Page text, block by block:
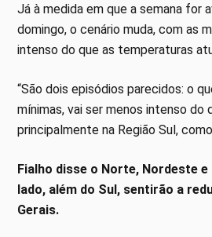
Já à medida em que a semana for
domingo, o cenário muda, com as
intenso do que as temperaturas
“São dois episódios parecidos: o
mínimas, vai ser menos intenso
principalmente na Região Sul,
Fialho disse o Norte, Nordeste
lado, além do Sul, sentirão a
Gerais.